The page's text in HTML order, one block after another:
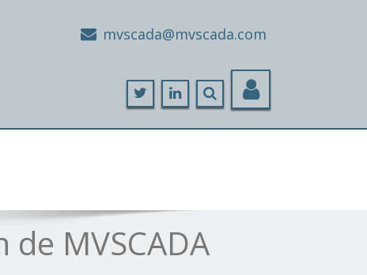
moc.adacsvm@adacsvm
MVSCADA